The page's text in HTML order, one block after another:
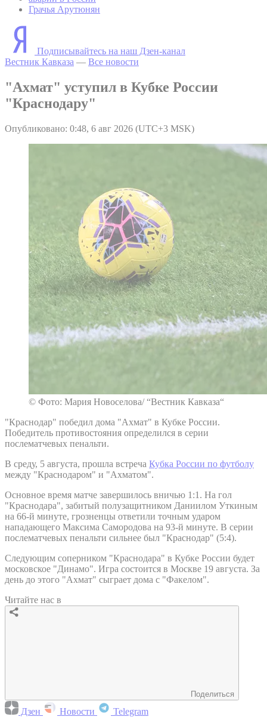
Грачья Арутюнян
Подписывайтесь на наш Дзен-канал
Вестник Кавказа — Все новости
"Ахмат" уступил в Кубке России
"Краснодару"
Опубликовано: 0:48, 6 авг 2026 (UTC+3 MSK)
© Фото: Мария Новоселова/ “Вестник Кавказа“
"Краснодар" победил дома "Ахмат" в Кубке России.
Победитель противостояния определился в серии
послематчевых пенальти.
В среду, 5 августа, прошла встреча Кубка России по футболу
между "Краснодаром" и "Ахматом".
Основное время матче завершилось вничью 1:1. На гол
"Краснодара", забитый полузащитником Даниилом Уткиным
на 66-й минуте, грозненцы ответили точным ударом
нападающего Максима Самородова на 93-й минуте. В серии
послематчевых пенальти сильнее был "Краснодар" (5:4).
Следующим соперником "Краснодара" в Кубке России будет
московское "Динамо". Игра состоится в Москве 19 августа. За
день до этого "Ахмат" сыграет дома с "Факелом".
Читайте нас в
Поделиться
Дзен Новости Telegram